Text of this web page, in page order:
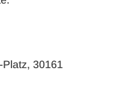
30161